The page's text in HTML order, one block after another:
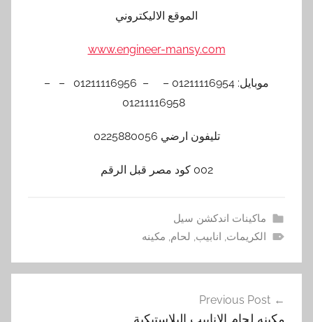
الموقع الاليكتروني
www.engineer-mansy.com
موبايل: 01211116954 – – 01211116956 – –
تليفون ارضي 0225880056
002 كود مصر قبل الرقم
ماكينات اندكشن سيل
الكريمات, انابيب, لحام, مكينه
المقالات
Previous Post